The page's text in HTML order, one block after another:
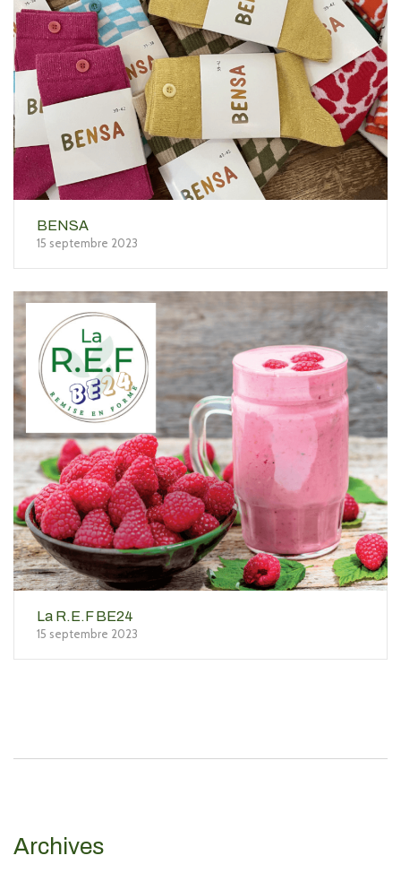
BENSA
15 septembre 2023
La R.E.F BE24
15 septembre 2023
Archives